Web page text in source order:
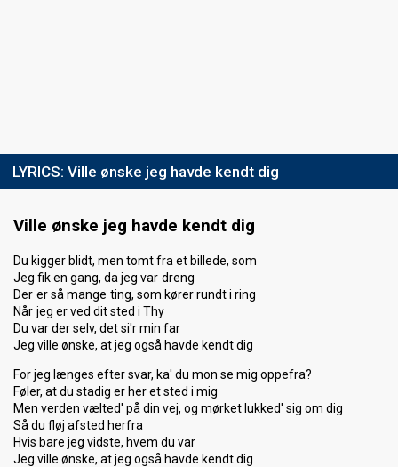
LYRICS: Ville ønske jeg havde kendt dig
Ville ønske jeg havde kendt dig
Du kigger blidt, men tomt fra et billede, som
Jeg fik en gang, da jeg var dreng
Der er så mange ting, som kører rundt i ring
Når jeg er ved dit sted i Thy
Du var der selv, det si'r min far
Jeg ville ønske, at jeg også havde kendt dig
For jeg længes efter svar, ka' du mon se mig oppefra?
Føler, at du stadig er her et sted i mig
Men verden vælted' på din vej, og mørket lukked' sig om dig
Så du fløj afsted herfra
Hvis bare jeg vidste, hvem du var
Jeg ville ønske, at jeg også havde kendt dig